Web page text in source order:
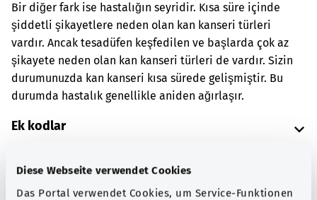
Diese Webseite verwendet Cookies
Das Portal verwendet Cookies, um Service-Funktionen
Bir diğer fark ise hastalığın seyridir. Kısa süre içinde
şiddetli şikayetlere neden olan kan kanseri türleri
vardır. Ancak tesadüfen keşfedilen ve başlarda çok az
şikayete neden olan kan kanseri türleri de vardır. Sizin
durumunuzda kan kanseri kısa sürede gelişmiştir. Bu
durumda hastalık genellikle aniden ağırlaşır.
Ek kodlar
Not